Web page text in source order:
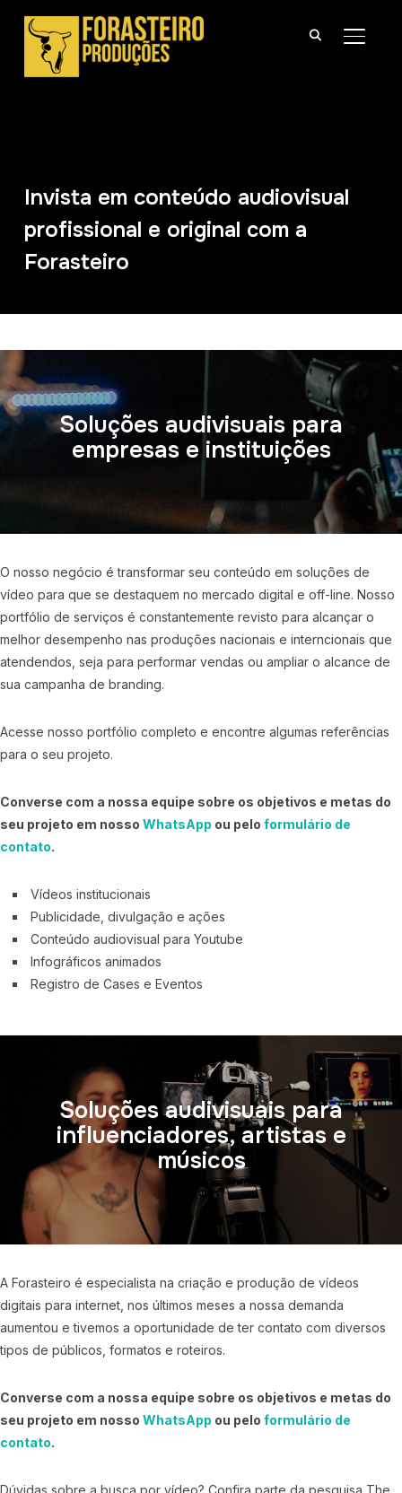
Invista em conteúdo audiovisual
profissional e original com a
Forasteiro
Soluções audivisuais para
empresas e instituições
O nosso negócio é transformar seu conteúdo em soluções de
vídeo para que se destaquem no mercado digital e off-line. Nosso
portfólio de serviços é constantemente revisto para alcançar o
melhor desempenho nas produções nacionais e interncionais que
atendendos, seja para performar vendas ou ampliar o alcance de
sua campanha de branding.
Acesse nosso portfólio completo e encontre algumas referências
para o seu projeto.
Converse com a nossa equipe sobre os objetivos e metas do
seu projeto em nosso WhatsApp ou pelo formulário de
contato.
Vídeos institucionais
Publicidade, divulgação e ações
Conteúdo audiovisual para Youtube
Infográficos animados
Registro de Cases e Eventos
Soluções audivisuais para
influenciadores, artistas e
músicos
A Forasteiro é especialista na criação e produção de vídeos
digitais para internet, nos últimos meses a nossa demanda
aumentou e tivemos a oportunidade de ter contato com diversos
tipos de públicos, formatos e roteiros.
Converse com a nossa equipe sobre os objetivos e metas do
seu projeto em nosso WhatsApp ou pelo formulário de
contato.
Dúvidas sobre a busca por vídeo? Confira parte da pesquisa The